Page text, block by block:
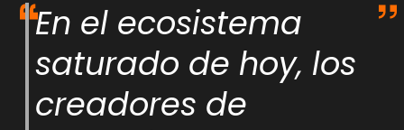
En el ecosistema
saturado de hoy, los
creadores de